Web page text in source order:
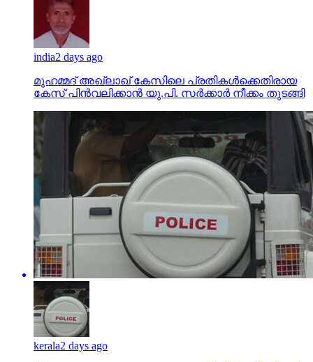
india2 days ago
മുഹമ്മദ് അഖ്‌ലാഖ് കേസിലെ പ്രതികള്‍ക്കെതിരായ
കേസ് പിന്‍വലിക്കാന്‍ യു.പി. സര്‍ക്കാര്‍ നീക്കം തുടങ്ങി
kerala2 days ago